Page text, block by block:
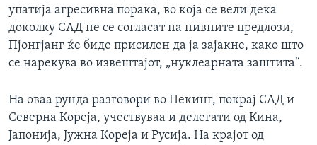
упатија агресивна порака, во која се вели дека
доколку САД не се согласат на нивните предлози,
Пјонгјанг ќе биде присилен да ја зајакне, како што
се нарекува во извештајот, „нуклеарната заштита“.
На оваа рунда разговори во Пекинг, покрај САД и
Северна Кореја, учествуваа и делегати од Кина,
Јапонија, Јужна Кореја и Русија. На крајот од